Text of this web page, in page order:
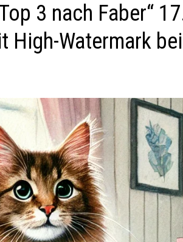
3 nach Faber“
High-Watermark